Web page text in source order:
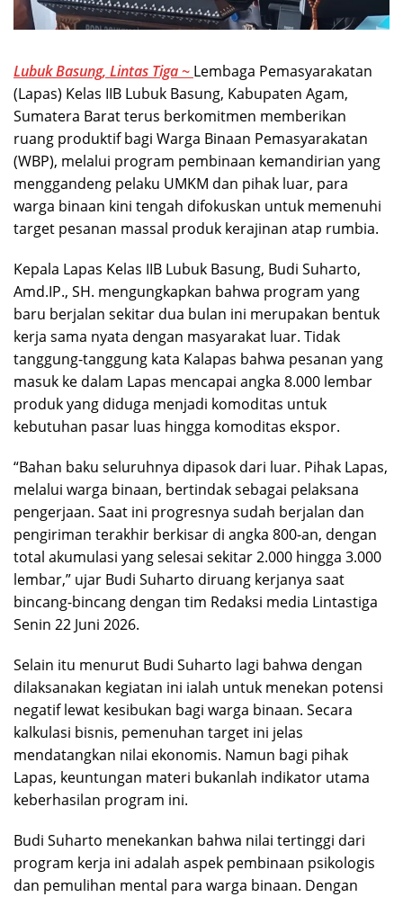
Lubuk Basung, Lintas Tiga ~ Lembaga Pemasyarakatan
(Lapas) Kelas IIB Lubuk Basung, Kabupaten Agam,
Sumatera Barat terus berkomitmen memberikan
ruang produktif bagi Warga Binaan Pemasyarakatan
(WBP), melalui program pembinaan kemandirian yang
menggandeng pelaku UMKM dan pihak luar, para
warga binaan kini tengah difokuskan untuk memenuhi
target pesanan massal produk kerajinan atap rumbia.
​Kepala Lapas Kelas IIB Lubuk Basung, Budi Suharto,
Amd.IP., SH. mengungkapkan bahwa program yang
baru berjalan sekitar dua bulan ini merupakan bentuk
kerja sama nyata dengan masyarakat luar. Tidak
tanggung-tanggung kata Kalapas bahwa pesanan yang
masuk ke dalam Lapas mencapai angka 8.000 lembar
produk yang diduga menjadi komoditas untuk
kebutuhan pasar luas hingga komoditas ekspor.
“Bahan baku seluruhnya dipasok dari luar. Pihak Lapas,
melalui warga binaan, bertindak sebagai pelaksana
pengerjaan. Saat ini progresnya sudah berjalan dan
pengiriman terakhir berkisar di angka 800-an, dengan
total akumulasi yang selesai sekitar 2.000 hingga 3.000
lembar,” ujar Budi Suharto diruang kerjanya saat
bincang-bincang dengan tim Redaksi media Lintastiga
Senin 22 Juni 2026.
​Selain itu menurut Budi Suharto lagi bahwa dengan
dilaksanakan kegiatan ini ialah untuk menekan potensi
negatif lewat kesibukan bagi warga binaan. ​Secara
kalkulasi bisnis, pemenuhan target ini jelas
mendatangkan nilai ekonomis. Namun bagi pihak
Lapas, keuntungan materi bukanlah indikator utama
keberhasilan program ini.
Budi Suharto menekankan bahwa nilai tertinggi dari
program kerja ini adalah aspek pembinaan psikologis
dan pemulihan mental para warga binaan. Dengan